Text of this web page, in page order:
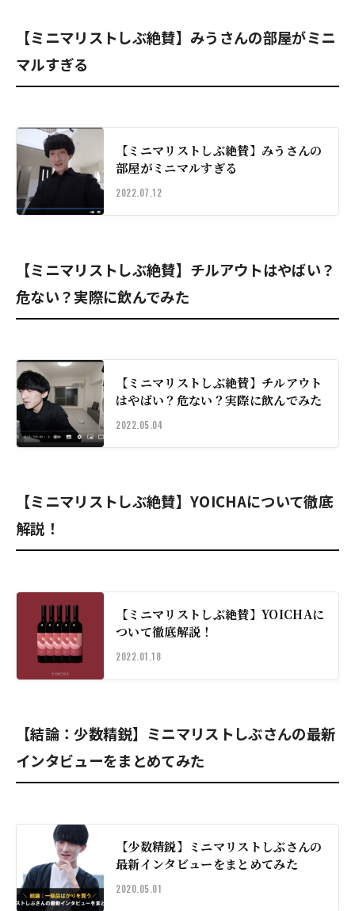
【ミニマリストしぶ絶賛】みうさんの部屋がミニ
マルすぎる
【ミニマリストしぶ絶賛】みうさんの
部屋がミニマルすぎる
2022.07.12
【ミニマリストしぶ絶賛】チルアウトはやばい？
危ない？実際に飲んでみた
【ミニマリストしぶ絶賛】チルアウト
はやばい？危ない？実際に飲んでみた
2022.05.04
【ミニマリストしぶ絶賛】YOICHAについて徹底
解説！
【ミニマリストしぶ絶賛】YOICHAに
ついて徹底解説！
2022.01.18
【結論：少数精鋭】ミニマリストしぶさんの最新
インタビューをまとめてみた
【少数精鋭】ミニマリストしぶさんの
最新インタビューをまとめてみた
2020.05.01